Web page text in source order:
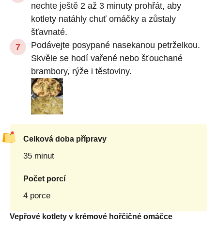
nechte ještě 2 až 3 minuty prohřát, aby
kotlety natáhly chuť omáčky a zůstaly
šťavnaté.
Podávejte posypané nasekanou petrželkou.
Skvěle se hodí vařené nebo šťouchané
brambory, rýže i těstoviny.
Celková doba přípravy
35 minut
Počet porcí
4 porce
Vepřové kotlety v krémové hořčičné omáčce